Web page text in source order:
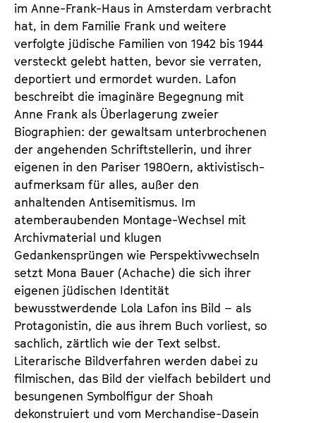
im Anne-Frank-Haus in Amsterdam verbracht
hat, in dem Familie Frank und weitere
verfolgte jüdische Familien von 1942 bis 1944
versteckt gelebt hatten, bevor sie verraten,
deportiert und ermordet wurden. Lafon
beschreibt die imaginäre Begegnung mit
Anne Frank als Überlagerung zweier
Biographien: der gewaltsam unterbrochenen
der angehenden Schriftstellerin, und ihrer
eigenen in den Pariser 1980ern, aktivistisch-
aufmerksam für alles, außer den
anhaltenden Antisemitismus. Im
atemberaubenden Montage-Wechsel mit
Archivmaterial und klugen
Gedankensprüngen wie Perspektivwechseln
setzt Mona Bauer (Achache) die sich ihrer
eigenen jüdischen Identität
bewusstwerdende Lola Lafon ins Bild – als
Protagonistin, die aus ihrem Buch vorliest, so
sachlich, zärtlich wie der Text selbst.
Literarische Bildverfahren werden dabei zu
filmischen, das Bild der vielfach bebildert und
besungenen Symbolfigur der Shoah
dekonstruiert und vom Merchandise-Dasein